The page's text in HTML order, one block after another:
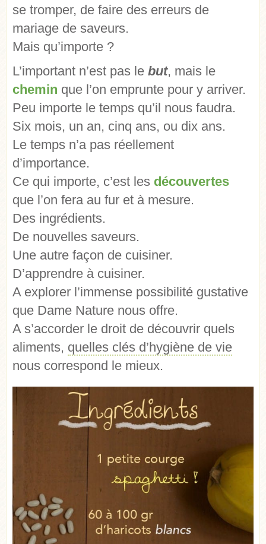
se tromper, de faire des erreurs de
mariage de saveurs.
Mais qu’importe ?
L’important n’est pas le but, mais le
chemin que l’on emprunte pour y arriver.
Peu importe le temps qu’il nous faudra.
Six mois, un an, cinq ans, ou dix ans.
Le temps n’a pas réellement
d’importance.
Ce qui importe, c’est les découvertes
que l’on fera au fur et à mesure.
Des ingrédients.
De nouvelles saveurs.
Une autre façon de cuisiner.
D’apprendre à cuisiner.
A explorer l’immense possibilité gustative
que Dame Nature nous offre.
A s’accorder le droit de découvrir quels
aliments, quelles clés d’hygiène de vie
nous correspond le mieux.